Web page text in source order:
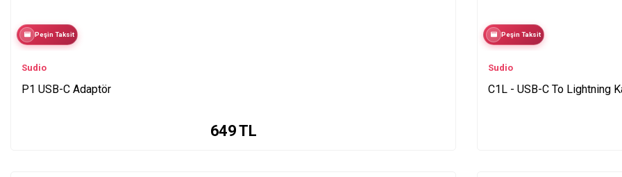
Peşin Taksit
Sudio
P1 USB-C Adaptör
649TL
Peşin Taksit
Sudio
C1L - USB-C To Lightning